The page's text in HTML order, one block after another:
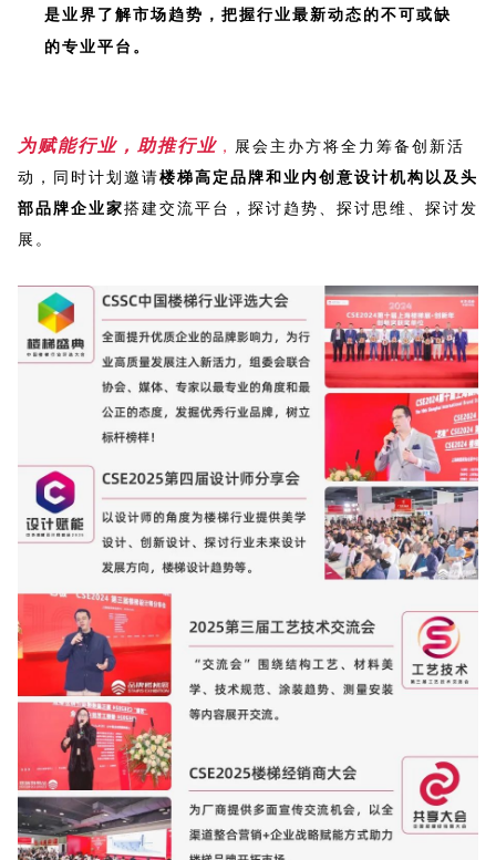
是业界了解市场趋势，把握行业最新动态的不可或缺
的专业平台。
为赋能行业，助推行业 ， 展会主办方将全力筹备创新活
动，同时计划邀请楼梯高定品牌和业内创意设计机构以及头
部品牌企业家搭建交流平台，探讨趋势、探讨思维、探讨发
展。